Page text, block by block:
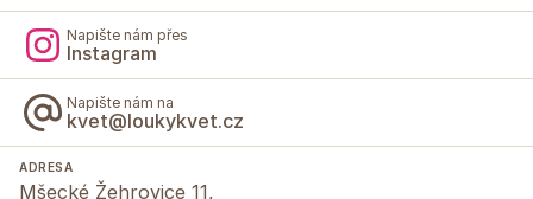
Napište nám přes
Instagram
Napište nám na
kvet@loukykvet.cz
ADRESA
Mšecké Žehrovice 11,